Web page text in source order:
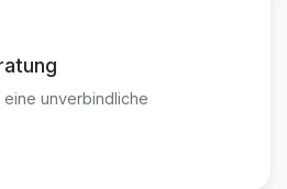
unverbindliche